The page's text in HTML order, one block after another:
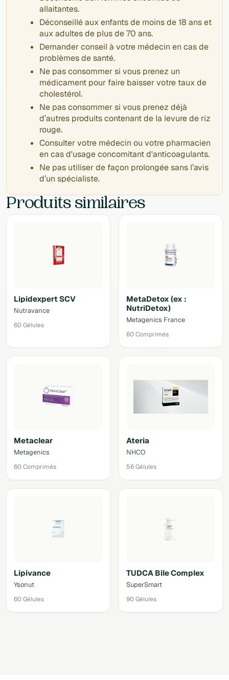
allaitantes.
Déconseillé aux enfants de moins de 18 ans et
aux adultes de plus de 70 ans.
Demander conseil à votre médecin en cas de
problèmes de santé.
Ne pas consommer si vous prenez un
médicament pour faire baisser votre taux de
cholestérol.
Ne pas consommer si vous prenez déjà
d’autres produits contenant de la levure de riz
rouge.
Consulter votre médecin ou votre pharmacien
en cas d'usage concomitant d'anticoagulants.
Ne pas utiliser de façon prolongée sans l’avis
d’un spécialiste.
Produits similaires
Lipidexpert SCV
Nutravance
60 Gélules
MetaDetox (ex :
NutriDetox)
Metagenics France
60 Comprimés
Metaclear
Metagenics
60 Comprimés
Ateria
NHCO
56 Gélules
Lipivance
Ysonut
60 Gélules
TUDCA Bile Complex
SuperSmart
90 Gélules